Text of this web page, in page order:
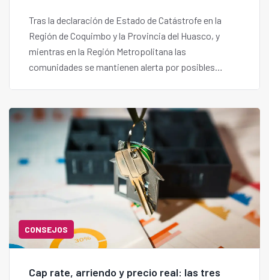
Tras la declaración de Estado de Catástrofe en la
Región de Coquimbo y la Provincia del Huasco, y
mientras en la Región Metropolitana las
comunidades se mantienen alerta por posibles
comités de copropiedad para revisar sus pólizas y
enfrentar eventuales siniestros.
CONSEJOS
Cap rate, arriendo y precio real: las tres